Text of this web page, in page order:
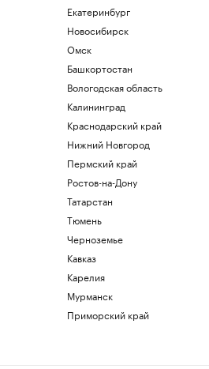
Екатеринбург
Новосибирск
Омск
Башкортостан
Вологодская область
Калининград
Краснодарский край
Нижний Новгород
Пермский край
Ростов-на-Дону
Татарстан
Тюмень
Черноземье
Кавказ
Карелия
Мурманск
Приморский край